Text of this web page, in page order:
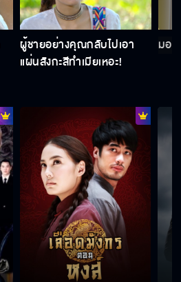
ผู้ชายอย่างคุณกลับไปเอา
แผ่นสังกะสีทำเมียเหอะ!
มอง